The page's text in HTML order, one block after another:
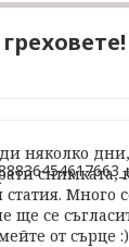
няколко
снимката,
статия. Много
се
от сърце :)